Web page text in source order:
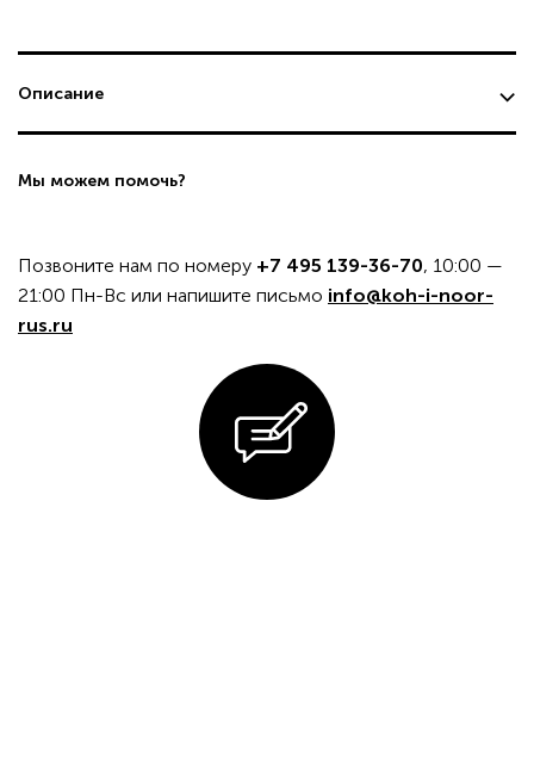
Описание
Мы можем помочь?
Позвоните нам по номеру +7 495 139-36-70, 10:00 —
21:00 Пн-Вс или напишите письмо info@koh-i-noor-
rus.ru